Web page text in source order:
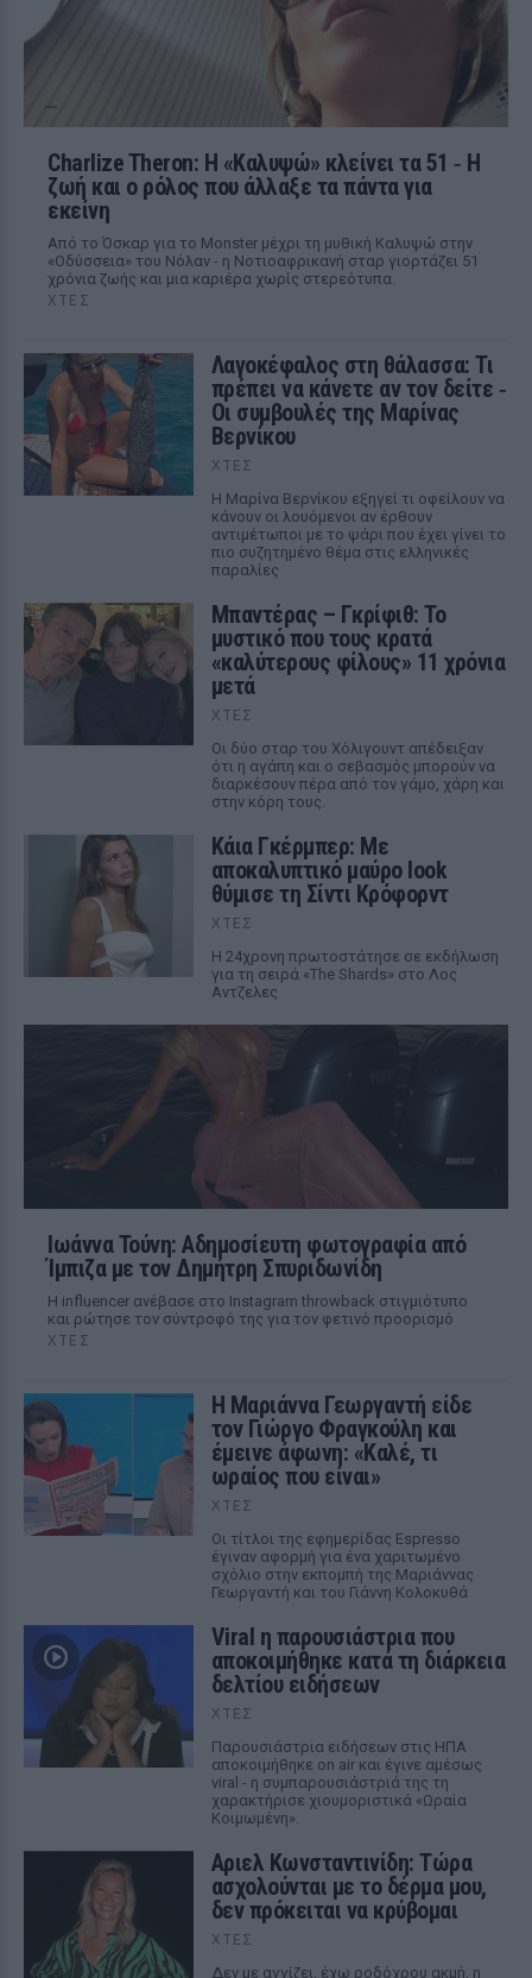
Charlize Theron: Η «Καλυψώ» κλείνει τα 51 ‑ H
ζωή και ο ρόλος που άλλαξε τα πάντα για
εκείνη
Από το Όσκαρ για το Monster μέχρι τη μυθική Καλυψώ στην
«Οδύσσεια» του Νόλαν - η Νοτιοαφρικανή σταρ γιορτάζει 51
χρόνια ζωής και μια καριέρα χωρίς στερεότυπα.
ΧΤΕΣ
Λαγοκέφαλος στη θάλασσα: Τι
πρέπει να κάνετε αν τον δείτε ‑
Οι συμβουλές της Μαρίνας
Βερνίκου
ΧΤΕΣ
Η Μαρίνα Βερνίκου εξηγεί τι οφείλουν να
κάνουν οι λουόμενοι αν έρθουν
αντιμέτωποι με το ψάρι που έχει γίνει το
πιο συζητημένο θέμα στις ελληνικές
παραλίες
Μπαντέρας – Γκρίφιθ: Το
μυστικό που τους κρατά
«καλύτερους φίλους» 11 χρόνια
μετά
ΧΤΕΣ
Οι δύο σταρ του Χόλιγουντ απέδειξαν
ότι η αγάπη και ο σεβασμός μπορούν να
διαρκέσουν πέρα από τον γάμο, χάρη και
στην κόρη τους.
Κάια Γκέρμπερ: Με
αποκαλυπτικό μαύρο look
θύμισε τη Σίντι Κρόφορντ
ΧΤΕΣ
Η 24χρονη πρωτοστάτησε σε εκδήλωση
για τη σειρά «The Shards» στο Λος
Αντζελες
Ιωάννα Τούνη: Αδημοσίευτη φωτογραφία από
Ίμπιζα με τον Δημήτρη Σπυριδωνίδη
Η influencer ανέβασε στο Instagram throwback στιγμιότυπο
και ρώτησε τον σύντροφό της για τον φετινό προορισμό
ΧΤΕΣ
Η Μαριάννα Γεωργαντή είδε
τον Γιώργο Φραγκούλη και
έμεινε άφωνη: «Καλέ, τι
ωραίος που είναι»
ΧΤΕΣ
Οι τίτλοι της εφημερίδας Espresso
έγιναν αφορμή για ένα χαριτωμένο
σχόλιο στην εκπομπή της Μαριάννας
Γεωργαντή και του Γιάννη Κολοκυθά
Viral η παρουσιάστρια που
αποκοιμήθηκε κατά τη διάρκεια
δελτίου ειδήσεων
ΧΤΕΣ
Παρουσιάστρια ειδήσεων στις ΗΠΑ
αποκοιμήθηκε on air και έγινε αμέσως
viral - η συμπαρουσιάστριά της τη
χαρακτήρισε χιουμοριστικά «Ωραία
Κοιμωμένη».
Αριελ Κωνσταντινίδη: Τώρα
ασχολούνται με το δέρμα μου,
δεν πρόκειται να κρύβομαι
ΧΤΕΣ
Δεν με αγγίζει, έχω ροδόχρου ακμή, η